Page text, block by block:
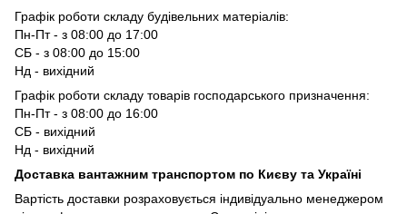
Графік роботи складу будівельних матеріалів:
Пн-Пт - з 08:00 до 17:00
СБ - з 08:00 до 15:00
Нд - вихідний
Графік роботи складу товарів господарського призначення:
Пн-Пт - з 08:00 до 16:00
СБ - вихідний
Нд - вихідний
Доставка вантажним транспортом по Києву та Україні
Вартість доставки розраховується індивідуально менеджером